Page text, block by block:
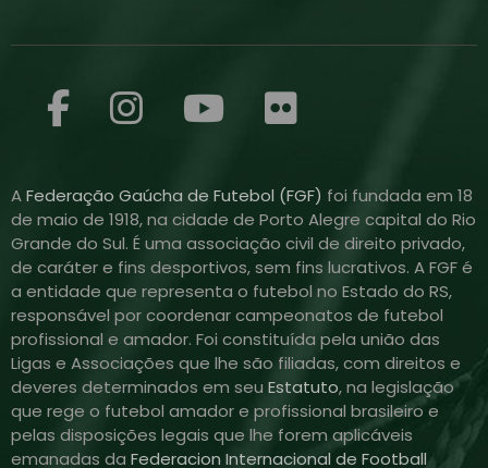
AFederação Gaúcha de Futebol (FGF) foi fundada em 18
de maio de 1918, na cidade de Porto Alegre capital do Rio
Grande do Sul. É uma associação civil de direito privado,
de caráter e fins desportivos, sem fins lucrativos. A FGF é
a entidade que representa o futebol no Estado do RS,
responsável por coordenar campeonatos de futebol
profissional e amador. Foi constituída pela união das
Ligas e Associações que lhe são filiadas, com direitos e
deveres determinados em seu Estatuto, na legislação
que rege o futebol amador e profissional brasileiro e
pelas disposições legais que lhe forem aplicáveis
emanadas da Federacion Internacional de Football